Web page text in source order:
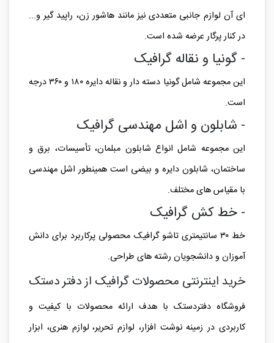
ای آن لوازم جانبی متعددی نیز مانند هاشور زن، راپید گیر و...
در کنار پرگار عرضه شده است.
- گونیا و نقاله گرافیک
این مجموعه شامل گونیا دسته دار و نقاله دایره ۱۸۰ و ۳۶۰ درجه
است.
- شابلون و اشل مهندسی گرافیک
این مجموعه شامل انواع شابلون مبلمان، تأسیسات، برق و
ساختمان، شابلون دایره و بیضی است همینطور اشل مهندسی
با مقیاس های مختلف.
- خط کش گرافیک
خط ۳۰ سانتیمتری تاشو گرافیک محصولی پرکاربرد برای دانش
آموزان و دانشجویان رشته های طراحی.
خرید اینترنتی محصولات گرافیک از دفتر دستک
فروشگاه دفتردستک با هدف ارائه محصولات با کیفیت و
کاربردی در زمینه نوشت افزار، لوازم تحریر، لوازم هنری، ابزار